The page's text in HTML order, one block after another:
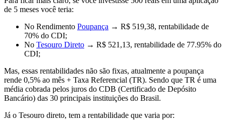
de 5 meses você teria:
No Rendimento Poupança → R$ 519,38, rentabilidade de
70% do CDI;
No Tesouro Direto → R$ 521,13, rentabilidade de 77.95% do
CDI;
Mas, essas rentabilidades não são fixas, atualmente a poupança
rende 0,5% ao mês + Taxa Referencial (TR). Sendo que TR é uma
média cobrada pelos juros do CDB (Certificado de Depósito
Bancário) das 30 principais instituições do Brasil.
Já o Tesouro direto, tem a rentabilidade que varia por: